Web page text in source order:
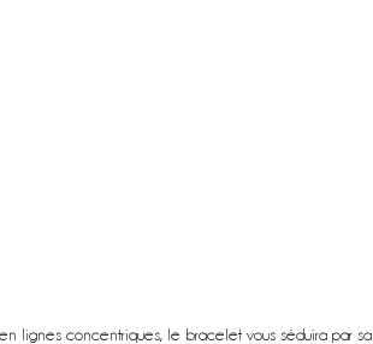
lignes concentriques, le bracelet vous séduira par sa